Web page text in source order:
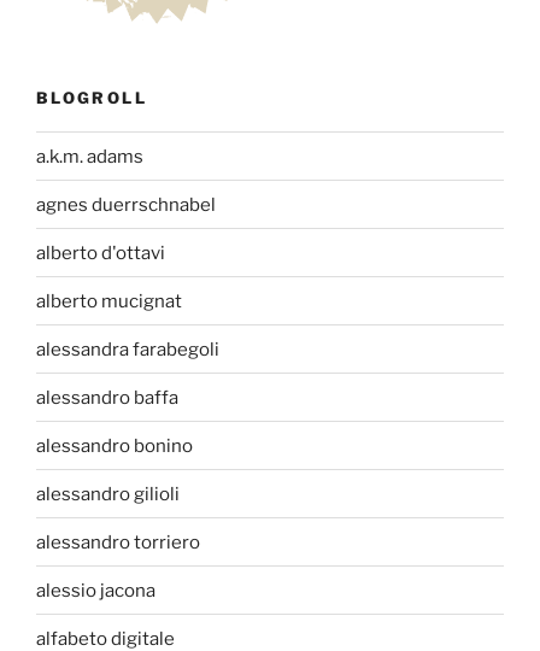
BLOGROLL
a.k.m. adams
agnes duerrschnabel
alberto d'ottavi
alberto mucignat
alessandra farabegoli
alessandro baffa
alessandro bonino
alessandro gilioli
alessandro torriero
alessio jacona
alfabeto digitale